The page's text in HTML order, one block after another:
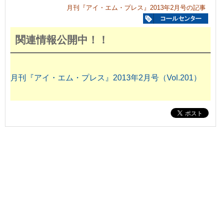
月刊『アイ・エム・プレス』2013年2月号の記事
関連情報公開中！！
月刊『アイ・エム・プレス』2013年2月号（Vol.201）